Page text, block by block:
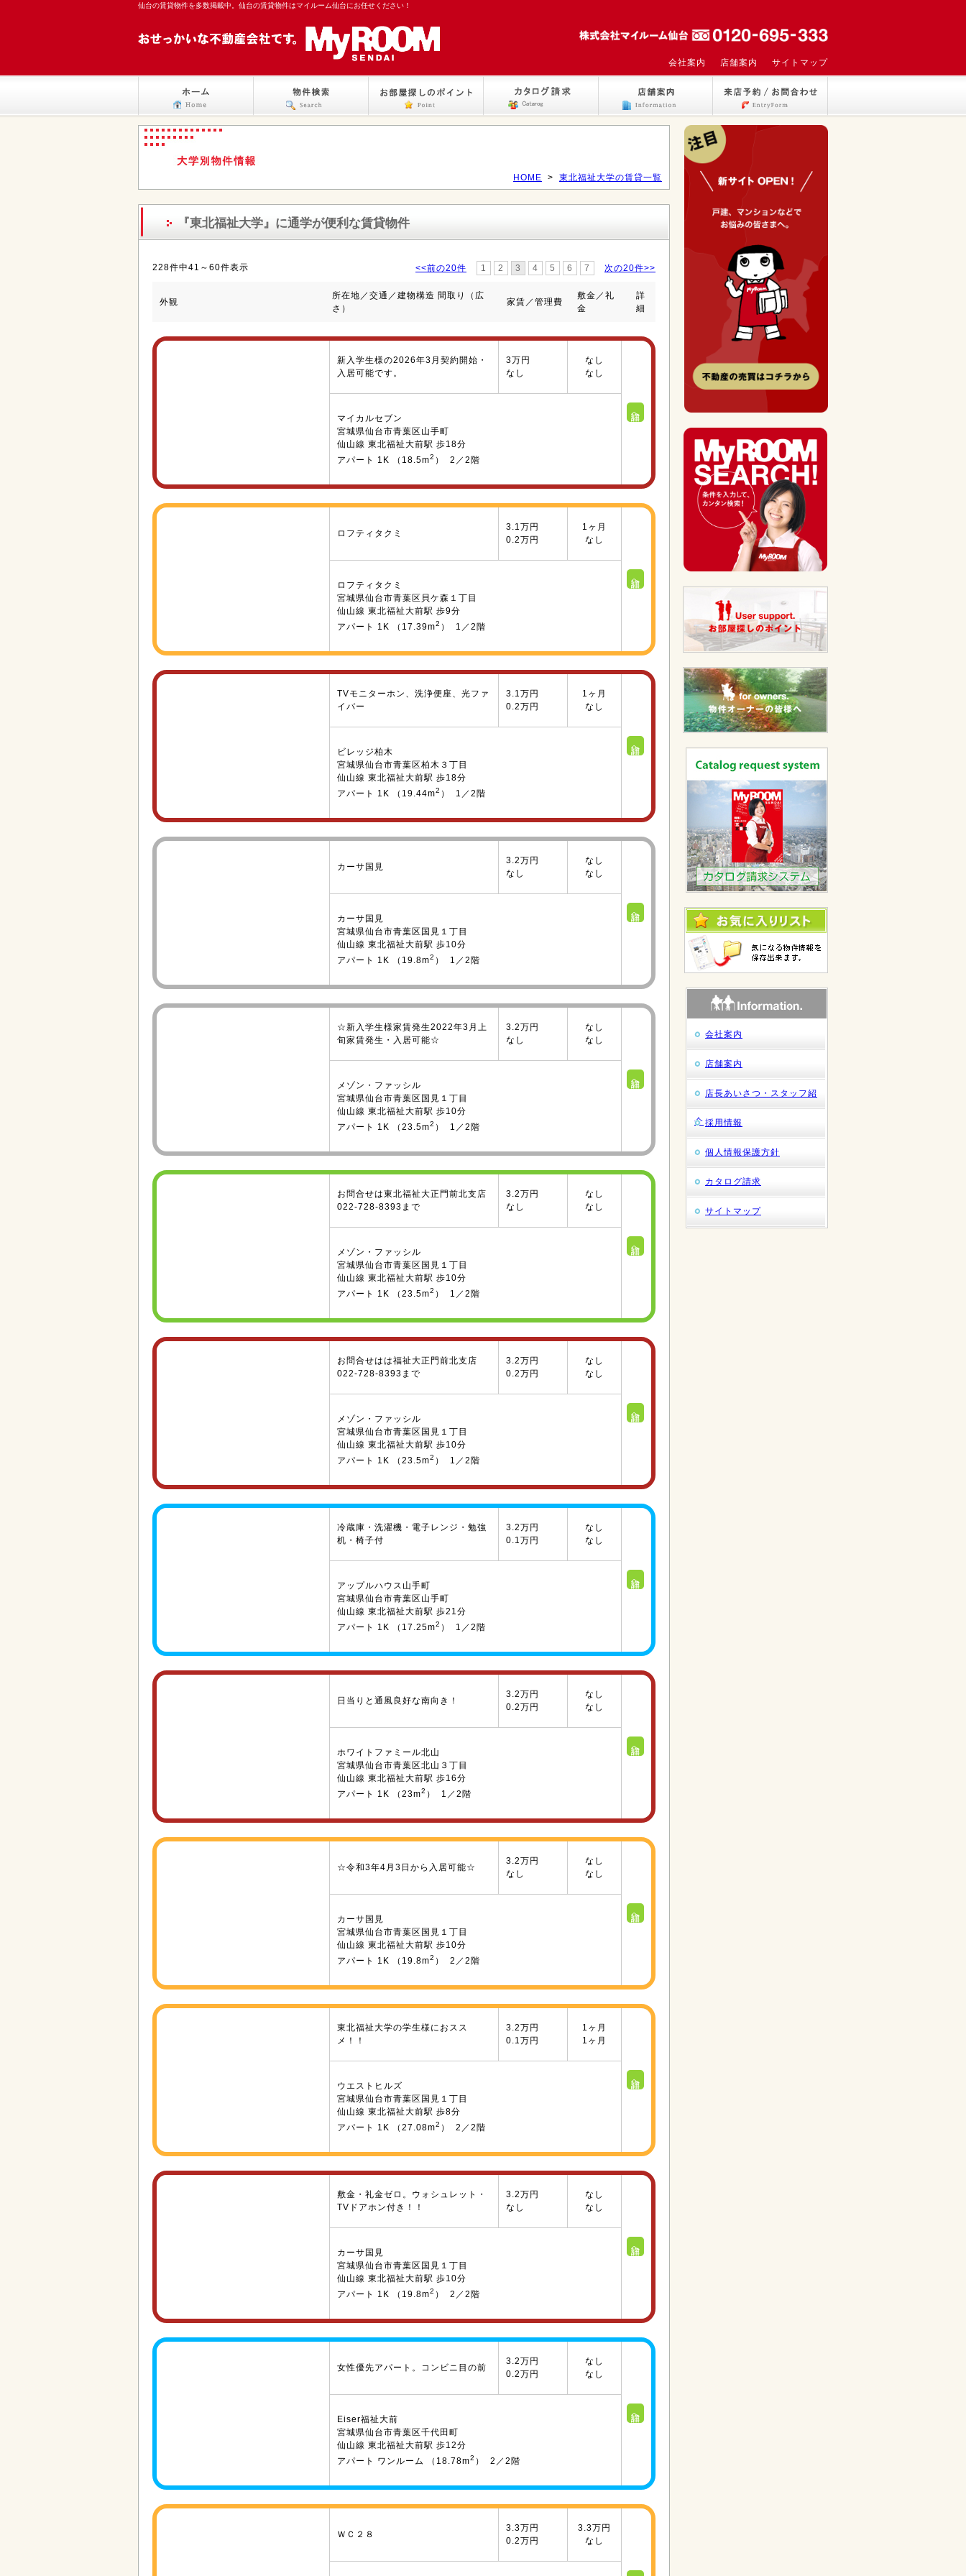
仙台の賃貸物件を多数掲載中。仙台の賃貸物件はマイルーム仙台にお任せください！
会社案内 店舗案内 サイトマップ
HOME > 東北福祉大学の賃貸一覧
『東北福祉大学』 に通学が便利な賃貸物件
228件中41～60件表示 <<前の20件 1 2 3 4 5 6 7 次の20件>>
外観
所在地／交通／建物構造 間取り（広
さ）
家賃／管理費
敷金／礼
金
詳
細
新入学生様の2026年3月契約開始・
入居可能です。
3万円
なし
なし
なし
詳細へ
マイカルセブン
宮城県仙台市青葉区山手町
仙山線 東北福祉大前駅 歩18分
アパート 1K （18.5m2 ） 2／2階
ロフティタクミ
3.1万円
0.2万円
1ヶ月
なし
詳細へ
ロフティタクミ
宮城県仙台市青葉区貝ケ森１丁目
仙山線 東北福祉大前駅 歩9分
アパート 1K （17.39m2 ） 1／2階
TVモニターホン、洗浄便座、光ファ
イバー
3.1万円
0.2万円
1ヶ月
なし
詳細へ
ビレッジ柏木
宮城県仙台市青葉区柏木３丁目
仙山線 東北福祉大前駅 歩18分
アパート 1K （19.44m2 ） 1／2階
カーサ国見
3.2万円
なし
なし
なし
詳細へ
カーサ国見
宮城県仙台市青葉区国見１丁目
仙山線 東北福祉大前駅 歩10分
アパート 1K （19.8m2 ） 1／2階
☆新入学生様家賃発生2022年3月上
旬家賃発生・入居可能☆
3.2万円
なし
なし
なし
詳細へ
メゾン・ファッシル
宮城県仙台市青葉区国見１丁目
仙山線 東北福祉大前駅 歩10分
アパート 1K （23.5m2 ） 1／2階
お問合せは東北福祉大正門前北支店
022-728-8393まで
3.2万円
なし
なし
なし
詳細へ
メゾン・ファッシル
宮城県仙台市青葉区国見１丁目
仙山線 東北福祉大前駅 歩10分
アパート 1K （23.5m2 ） 1／2階
お問合せはは福祉大正門前北支店
022-728-8393まで
3.2万円
0.2万円
なし
なし
詳細へ
メゾン・ファッシル
宮城県仙台市青葉区国見１丁目
仙山線 東北福祉大前駅 歩10分
アパート 1K （23.5m2 ） 1／2階
冷蔵庫・洗濯機・電子レンジ・勉強
机・椅子付
3.2万円
0.1万円
なし
なし
詳細へ
アップルハウス山手町
宮城県仙台市青葉区山手町
仙山線 東北福祉大前駅 歩21分
アパート 1K （17.25m2 ） 1／2階
日当りと通風良好な南向き！
3.2万円
0.2万円
なし
なし
詳細へ
ホワイトファミール北山
宮城県仙台市青葉区北山３丁目
仙山線 東北福祉大前駅 歩16分
アパート 1K （23m2 ） 1／2階
☆令和3年4月3日から入居可能☆
3.2万円
なし
なし
なし
詳細へ
カーサ国見
宮城県仙台市青葉区国見１丁目
仙山線 東北福祉大前駅 歩10分
アパート 1K （19.8m2 ） 2／2階
東北福祉大学の学生様におスス
メ！！
3.2万円
0.1万円
1ヶ月
1ヶ月
詳細へ
ウエストヒルズ
宮城県仙台市青葉区国見１丁目
仙山線 東北福祉大前駅 歩8分
アパート 1K （27.08m2 ） 2／2階
敷金・礼金ゼロ。ウォシュレット・
TVドアホン付き！！
3.2万円
なし
なし
なし
詳細へ
カーサ国見
宮城県仙台市青葉区国見１丁目
仙山線 東北福祉大前駅 歩10分
アパート 1K （19.8m2 ） 2／2階
女性優先アパート。コンビニ目の前
3.2万円
0.2万円
なし
なし
詳細へ
Eiser福祉大前
宮城県仙台市青葉区千代田町
仙山線 東北福祉大前駅 歩12分
アパート ワンルーム （18.78m2 ） 2／2階
ＷＣ２８
3.3万円
0.2万円
3.3万円
なし
会社案内
店舗案内
店長あいさつ・スタッフ紹
介 採用情報
個人情報保護方針
カタログ請求
サイトマップ